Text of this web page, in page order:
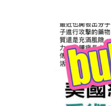
喜歡吃glutamine的“
細胞攝取糖和
的細胞攝取脂肪的路徑。 只是這樣而已，並不是什
級期刊Science證明omega
個，如果你對他們的發
那條路徑簡單來說是這樣的： 1，FABP5是